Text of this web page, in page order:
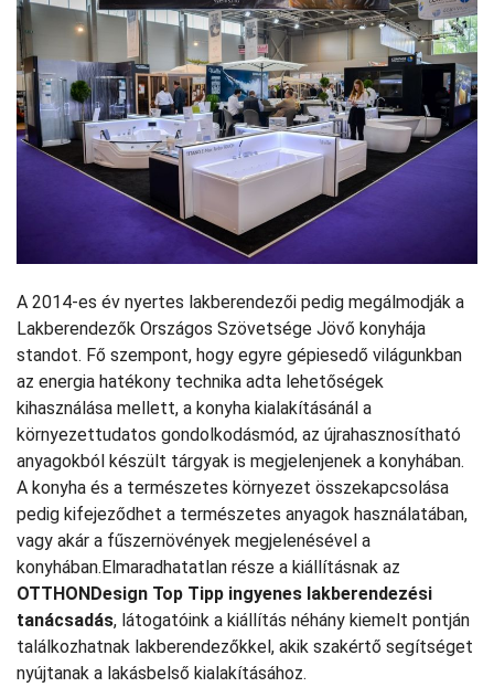
A 2014-es év nyertes lakberendezői pedig megálmodják a
Lakberendezők Országos Szövetsége Jövő konyhája
standot. Fő szempont, hogy egyre gépiesedő világunkban
az energia hatékony technika adta lehetőségek
kihasználása mellett, a konyha kialakításánál a
környezettudatos gondolkodásmód, az újrahasznosítható
anyagokból készült tárgyak is megjelenjenek a konyhában.
A konyha és a természetes környezet összekapcsolása
pedig kifejeződhet a természetes anyagok használatában,
vagy akár a fűszernövények megjelenésével a
konyhában.Elmaradhatatlan része a kiállításnak az
OTTHONDesign Top Tipp ingyenes lakberendezési
tanácsadás, látogatóink a kiállítás néhány kiemelt pontján
találkozhatnak lakberendezőkkel, akik szakértő segítséget
nyújtanak a lakásbelső kialakításához.